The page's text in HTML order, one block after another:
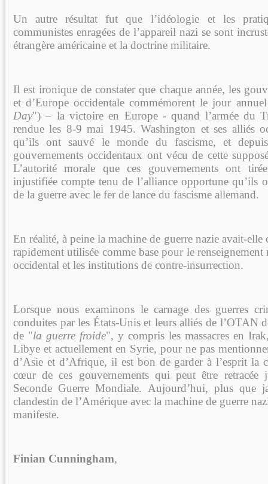
Un autre résultat fut que l’idéologie et les
communistes enragées de l’appareil nazi se sont
étrangère américaine et la doctrine militaire.
Il est ironique de constater que chaque année, les
et d’Europe occidentale commémorent le jour
Day") – la victoire en Europe - quand l’armée du
rendue les 8-9 mai 1945. Washington et ses alliés
qu’ils ont sauvé le monde du fascisme, et
gouvernements occidentaux ont vécu de cette
L’autorité morale que ces gouvernements ont
injustifiée compte tenu de l’alliance opportune qu’ils
de la guerre avec le fer de lance du fascisme allemand.
En réalité, à peine la machine de guerre nazie avait-elle
rapidement utilisée comme base pour le
occidental et les institutions de contre-insurrection.
Lorsque nous examinons le carnage des guerres
conduites par les États-Unis et leurs alliés de l’OTAN
de "la guerre froide", y compris les massacres en
Libye et actuellement en Syrie, pour ne pas
d’Asie et d’Afrique, il est bon de garder à l’esprit la
cœur de ces gouvernements qui peut être
Seconde Guerre Mondiale. Aujourd’hui, plus que
clandestin de l’Amérique avec la machine de guerre
manifeste.
Finian Cunningham,